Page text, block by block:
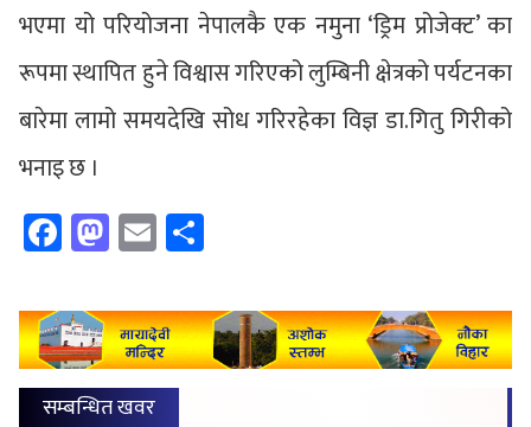
भएमा यो परियोजना नेपालकै एक नमुना ‘ड्रिम प्रोजेक्ट’ का
रूपमा स्थापित हुने विश्वास गरिएको लुम्बिनी क्षेत्रको पर्यटनका
बारेमा लामो समयदेखि सोध गरिरहेका विज्ञ डा.गितु गिरीको
भनाइ छ ।
Facebook
Mastodon
Email
सम्बन्धित खवर